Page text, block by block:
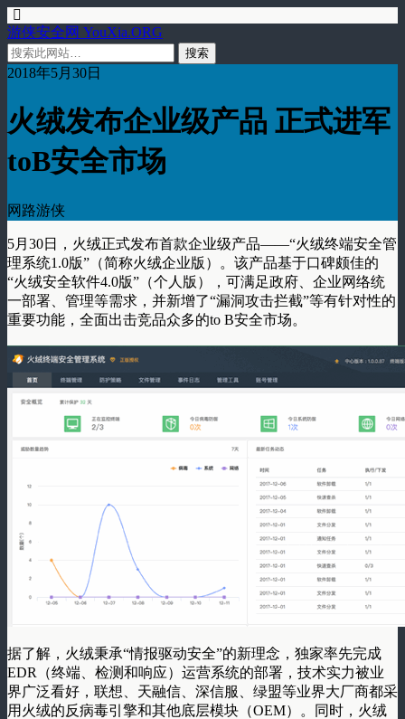
游侠安全网 YouXia.ORG
2018年5月30日
火绒发布企业级产品 正式进军
toB安全市场
网路游侠
5月30日，火绒正式发布首款企业级产品——“火绒终端安全管
理系统1.0版”（简称火绒企业版）。该产品基于口碑颇佳的
“火绒安全软件4.0版”（个人版），可满足政府、企业网络统
一部署、管理等需求，并新增了“漏洞攻击拦截”等有针对性的
重要功能，全面出击竞品众多的to B安全市场。
据了解，火绒秉承“情报驱动安全”的新理念，独家率先完成
EDR（终端、检测和响应）运营系统的部署，技术实力被业
界广泛看好，联想、天融信、深信服、绿盟等业界大厂商都采
用火绒的反病毒引擎和其他底层模块（OEM）。同时，火绒